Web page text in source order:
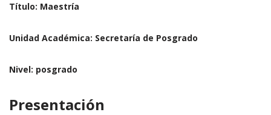
Título: Maestría
Unidad Académica: Secretaría de Posgrado
Nivel: posgrado
Presentación